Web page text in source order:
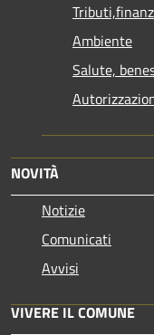
Ambiente
Salute,
NOVITÀ
Notizie
Comunicati
Avvisi
VIVERE IL COMUNE